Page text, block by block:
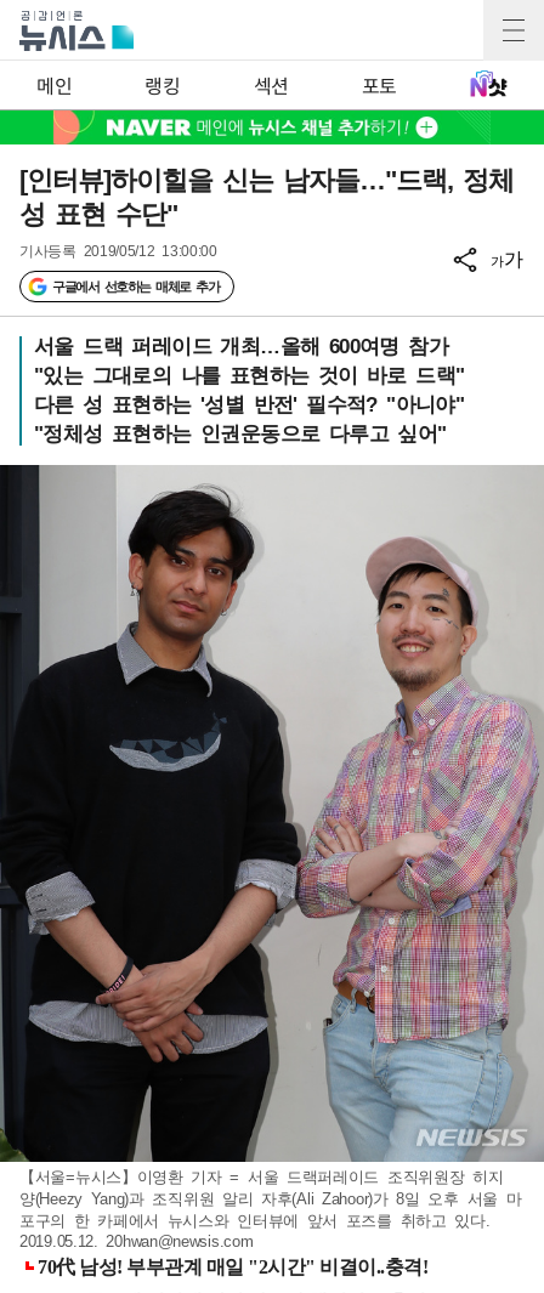
메인 랭킹 섹션 포토
[인터뷰]하이힐을 신는 남자들…"드랙, 정체
성 표현 수단"
기사등록 2019/05/12 13:00:00
구글에서 선호하는 매체로 추가
가가
서울 드랙 퍼레이드 개최…올해 600여명 참가
"있는 그대로의 나를 표현하는 것이 바로 드랙"
다른 성 표현하는 '성별 반전' 필수적? "아니야"
"정체성 표현하는 인권운동으로 다루고 싶어"
【서울=뉴시스】이영환 기자 = 서울 드랙퍼레이드 조직위원장 히지
양(Heezy Yang)과 조직위원 알리 자후(Ali Zahoor)가 8일 오후 서울 마
포구의 한 카페에서 뉴시스와 인터뷰에 앞서 포즈를 취하고 있다.
2019.05.12.20hwan@newsis.com